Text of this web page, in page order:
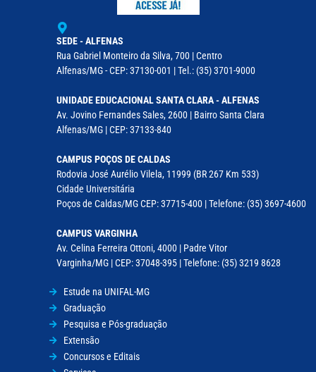
SEDE - ALFENAS
Rua Gabriel Monteiro da Silva, 700 | Centro
Alfenas/MG - CEP: 37130-001 | Tel.: (35) 3701-9000
UNIDADE EDUCACIONAL SANTA CLARA - ALFENAS
Av. Jovino Fernandes Sales, 2600 | Bairro Santa Clara
Alfenas/MG | CEP: 37133-840
CAMPUS POÇOS DE CALDAS
Rodovia José Aurélio Vilela, 11999 (BR 267 Km 533)
Cidade Universitária
Poços de Caldas/MG CEP: 37715-400 | Telefone: (35) 3697-4600
CAMPUS VARGINHA
Av. Celina Ferreira Ottoni, 4000 | Padre Vitor
Varginha/MG | CEP: 37048-395 | Telefone: (35) 3219 8628
Estude na UNIFAL-MG
Graduação
Pesquisa e Pós-graduação
Extensão
Concursos e Editais